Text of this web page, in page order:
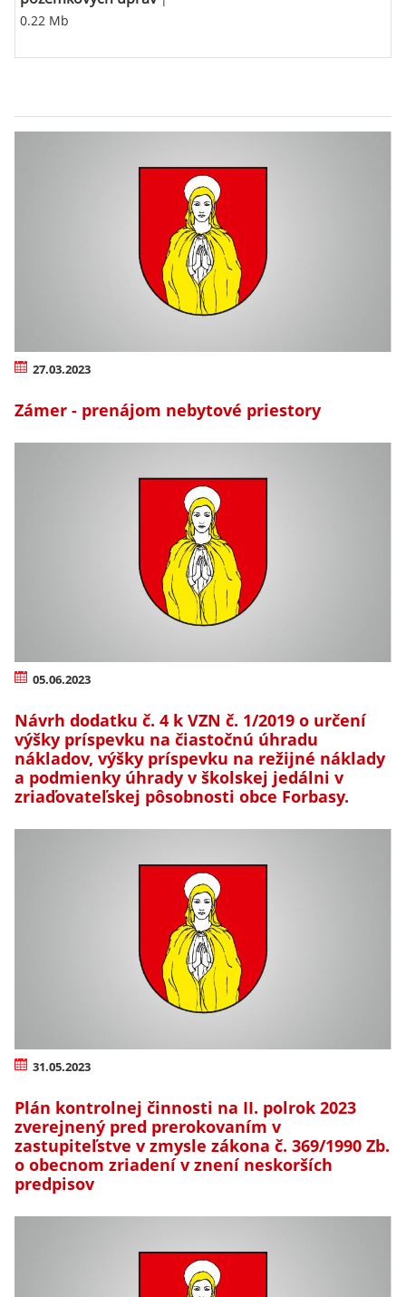
0.22 Mb
27.03.2023
Zámer - prenájom nebytové priestory
05.06.2023
Návrh dodatku č. 4 k VZN č. 1/2019 o určení
výšky príspevku na čiastočnú úhradu
nákladov, výšky príspevku na režijné náklady
a podmienky úhrady v školskej jedálni v
zriaďovateľskej pôsobnosti obce Forbasy.
31.05.2023
Plán kontrolnej činnosti na II. polrok 2023
zverejnený pred prerokovaním v
zastupiteľstve v zmysle zákona č. 369/1990 Zb.
o obecnom zriadení v znení neskorších
predpisov